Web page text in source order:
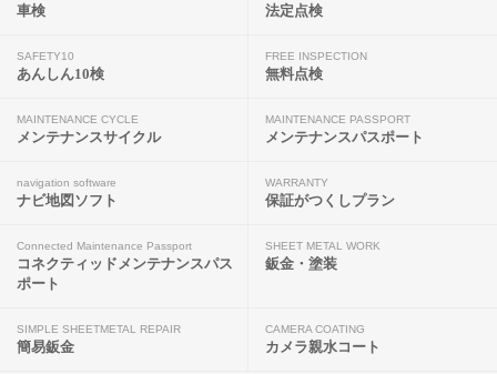
車検 法定点検
SAFETY10
あんしん10検
FREE INSPECTION
無料点検
MAINTENANCE CYCLE
メンテナンスサイクル
MAINTENANCE PASSPORT
メンテナンスパスポート
navigation software
ナビ地図ソフト
WARRANTY
保証がつくしプラン
Connected Maintenance Passport
コネクティッドメンテナンスパス
ポート
SHEET METAL WORK
鈑金・塗装
SIMPLE SHEETMETAL REPAIR
簡易鈑金
CAMERA COATING
カメラ親水コート